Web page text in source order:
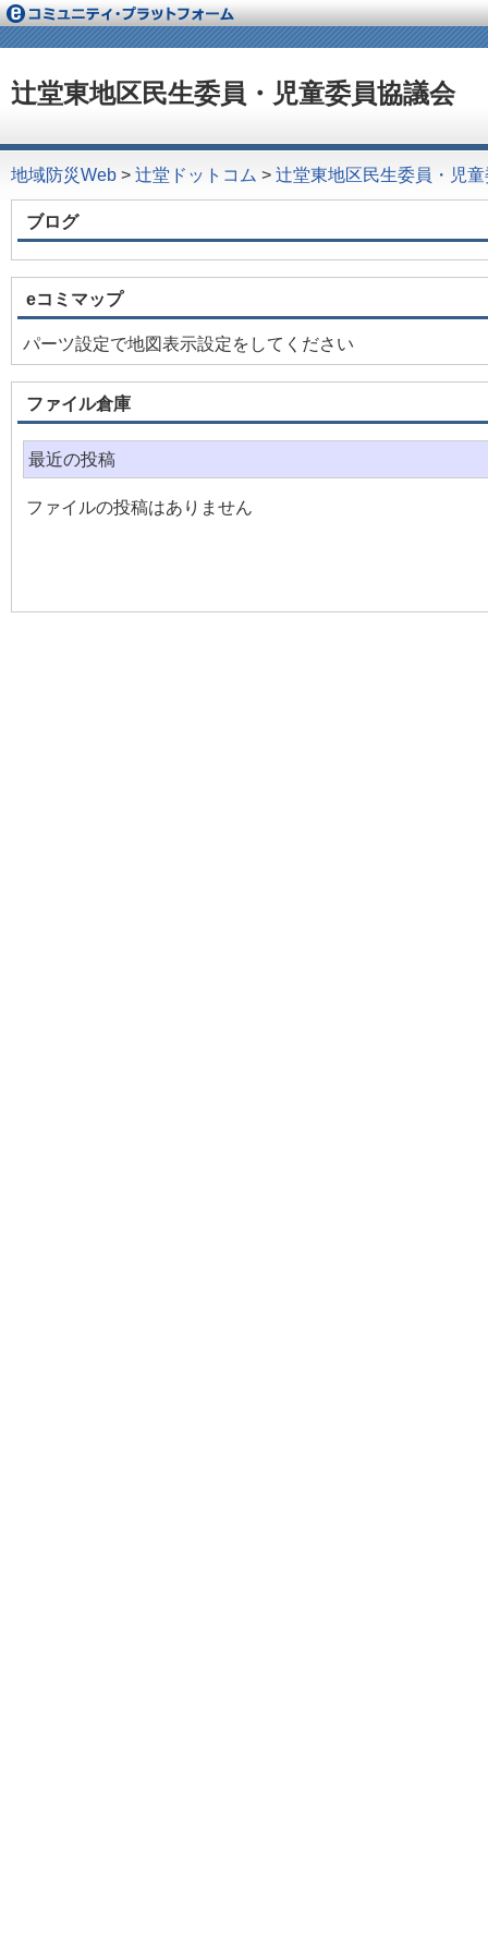
辻堂東地区民生委員・児童委員協議会
地域防災Web > 辻堂ドットコム > 辻堂東地区民生委員・児
ブログ
eコミマップ
パーツ設定で地図表示設定をしてください
ファイル倉庫
最近の投稿
ファイルの投稿はありません